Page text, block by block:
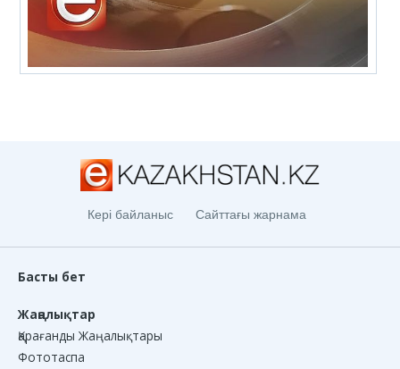
Кері байланыс Сайттағы жарнама
Басты бет
Жаңалықтар
Қарағанды Жаңалықтары
Фототаспа